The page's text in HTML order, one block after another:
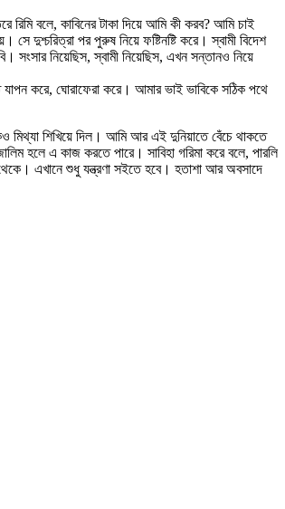
বলে, কাবিনের টাকা দিয়ে আমি কী করব? আমি চাই
দুশ্চরিত্রা পর পুরুষ নিয়ে ফষ্টিনষ্টি করে। স্বামী বিদেশ
সংসার নিয়েছিস, স্বামী নিয়েছিস, এখন সন্তানও নিয়ে
যাপন করে, ঘোরাফেরা করে। আমার ভাই ভাবিকে সঠিক পথে
মিথ্যা শিখিয়ে দিল। আমি আর এই দুনিয়াতে বেঁচে থাকতে
হলে এ কাজ করতে পারে। সাবিহা গরিমা করে বলে, পারলি
এখানে শুধু যন্ত্রণা সইতে হবে। হতাশা আর অবসাদে